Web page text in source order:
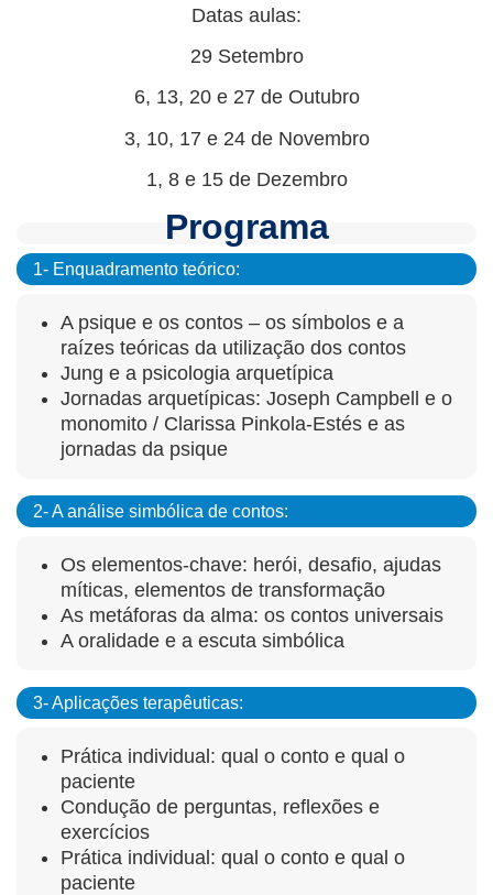
Datas aulas:
29 Setembro
6, 13, 20 e 27 de Outubro
3, 10, 17 e 24 de Novembro
1, 8 e 15 de Dezembro
Programa
1- Enquadramento teórico:
A psique e os contos – os símbolos e a
raízes teóricas da utilização dos contos
Jung e a psicologia arquetípica
Jornadas arquetípicas: Joseph Campbell e o
monomito / Clarissa Pinkola-Estés e as
jornadas da psique
2- A análise simbólica de contos:
Os elementos-chave: herói, desafio, ajudas
míticas, elementos de transformação
As metáforas da alma: os contos universais
A oralidade e a escuta simbólica
3- Aplicações terapêuticas:
Prática individual: qual o conto e qual o
paciente
Condução de perguntas, reflexões e
exercícios
Prática individual: qual o conto e qual o
paciente